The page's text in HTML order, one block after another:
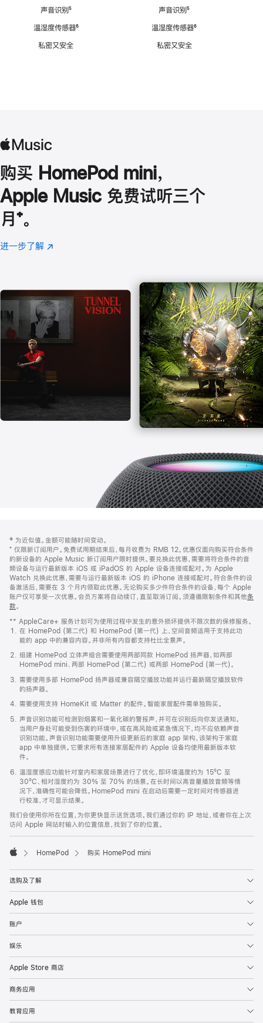
声音识别脚
⁵
温湿度传感器脚
⁶
私密又安全
声音识别脚
⁵
温湿度传感器脚
⁶
私密又安全
购买 HomePod mini，
Apple Music 免费试听三个
月 脚
注
⁺。
进一步了解 Apple
(在
口
中
打
开)
页
页
脚
注
‡ 为近似值。金额可能随时间变动。
⁺ 仅限新订阅用户。免费试用期结束后，每月收费为 RMB 12。优惠仅面向购买符合条件
的新设备的 Apple Music 新订阅用户限时提供。要兑换此优惠，需要将符合条件的音
频设备与运行最新版本 iOS 或 iPadOS 的 Apple 设备连接或配对。为 Apple
Watch 兑换此优惠，需要与运行最新版本 iOS 的 iPhone 连接或配对。符合条件的设
备激活后，需要在 3 个月内领取此优惠。无论购买多少件符合条件的设备，每个 Apple
账户仅可享受一次优惠。会员方案将自动续订，直至取消订阅。须遵循限制条件和其他条
款。
窗
口
中
打
开)
** AppleCare+ 服务计划可为使用过程中发生的意外损坏提供不限次数的保修服务。
在 HomePod (第二代) 和 HomePod (第一代) 上，空间音频适用于支持此功
能的 app 中的兼容内容。并非所有内容都支持杜比全景声。
组建 HomePod 立体声组合需要使用两部同款 HomePod 扬声器，如两部
HomePod mini、两部 HomePod (第二代) 或两部 HomePod (第一代)。
需要使用多部 HomePod 扬声器或兼容隔空播放功能并运行最新隔空播放软件
的扬声器。
需要使用支持 HomeKit 或 Matter 的配件。智能家居配件需单独购买。
声音识别功能可检测到烟雾和一氧化碳的警报声，并可在识别后向你发送通知。
当用户身处可能受到伤害的环境中，或在高风险或紧急情况下，均不应依赖声音
识别功能。声音识别功能需要使用升级更新后的家庭 app 架构，该架构于家庭
app 中单独提供。它要求所有连接家居配件的 Apple 设备均使用最新版本软
件。
温湿度感应功能针对室内和家居场景进行了优化，即环境温度约为 15ºC 至
30ºC、相对湿度约为 30% 至 70% 的场景。在长时间以高音量播放音频等情
况下，准确性可能会降低。HomePod mini 在启动后需要一定时间对传感器进
行校准，才可显示结果。
我们会使用你所在位置，为你更快显示送货选项。我们通过你的 IP 地址，或者你在上次
访问 Apple 网站时输入的位置信息，找到了你的位置。
HomePod 购买 HomePod mini
选购及了解
Apple 钱包
账户
娱乐
Apple Store 商店
商务应用
教育应用